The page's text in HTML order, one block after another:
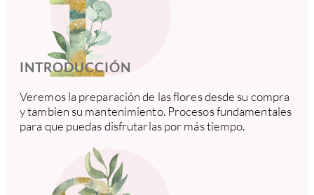
INTRODUCCIÓN
Veremos la preparación de las flores desde su compra
y tambien su mantenimiento. Procesos fundamentales
para que puedas disfrutarlas por más tiempo.